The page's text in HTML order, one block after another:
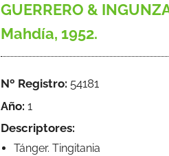
GUERRERO &
Mahdía, 1952.
Nº Registro: 54181
Año: 1
Descriptores:
Tánger. Tingitania